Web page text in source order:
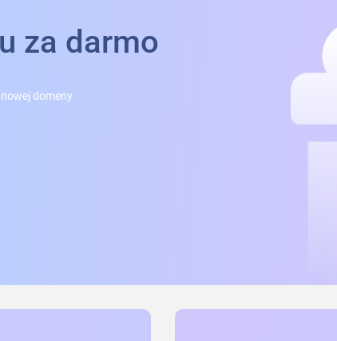
za darmo
domeny